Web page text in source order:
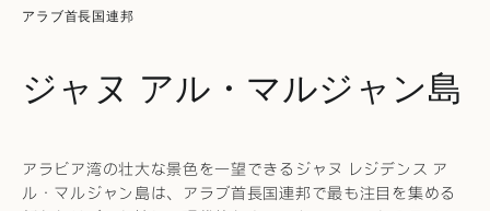
アラブ首長国連邦
ジャヌ アル・マルジャン島
アラビア湾の壮大な景色を一望できるジャヌ レジデンス ア
ル・マルジャン島は、アラブ首長国連邦で最も注目を集める